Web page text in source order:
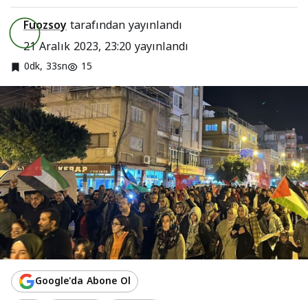
Fuozsoytarafından yayınlandı
21 Aralık 2023, 23:20yayınlandı
0dk, 33sn 15
Google'da Abone Ol